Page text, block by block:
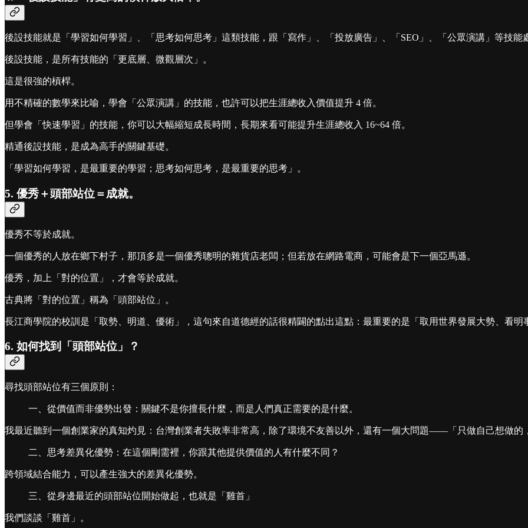
後設技能就是「學習如何學習」、「思考如何思考」這類技能，跟「寫作」、「投放廣告」、「SEO」、「公眾演講」等技能
後設技能，是所有技能的「更底層、微觀層次」。
這是很強的槓桿。
用不精確的數學來比喻，學會「公眾演講」的技能，也許可以把生涯總收入價值提升 4 倍。
但學會「快速學習」的技能，你可以大幅縮短成長時間，長期來看可能提升生涯總收入 16~64 倍。
精通後設技能，是成為高手的關鍵基礎。
「學習如何學習，是最重要的學習；思考如何思考，是最重要的思考」。
5. 優秀＋頭部站位＝成就。
優秀不等於成就。
一個優秀的人放在鄉下村子，那頂多是一個優秀聰明的雜貨店老闆；但若放在網路電商，可能會是下一個亞馬遜。
優秀，加上「對的位置」，才會等於成就。
古典將「對的位置」稱為「頭部站位」。
長江商學院的校訓是「取勢、明道、優術」，這句來自道德經的話很精闢的點出這點：最重要的是「取用世界發展大勢、看明
6. 如何找到「頭部站位」？
尋找頭部站位有三個原則：
一、從價值而非優勢出發：關鍵不是你擅長什麼，而是人們真正需要的是什麼。
我最近聽到一個創業家的真知灼見：台灣創業者失敗率非常高，除了環境不友善以外，還有一個大問題——「只做自己想做的
二、思考差異化優勢：在這個剛需裡，你跟其他提供價值的人有什麼不同？
跨領域結合能力，可以產生強大的差異化優勢。
三、從身邊最近的頭部站位開始做起，也就是「雞首」
我們談談「雞首」。